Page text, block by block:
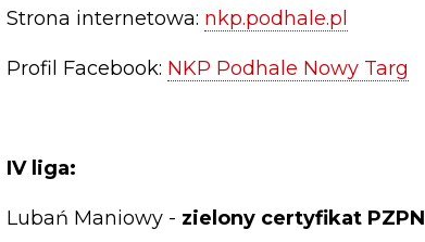
Strona internetowa: nkp.podhale.pl
Profil Facebook: NKP Podhale Nowy Targ
IV liga:
Lubań Maniowy - zielony certyfikat PZPN